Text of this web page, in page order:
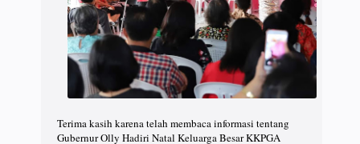
Terima kasih karena telah membaca informasi tentang
Gubernur Olly Hadiri Natal Keluarga Besar KKPGA